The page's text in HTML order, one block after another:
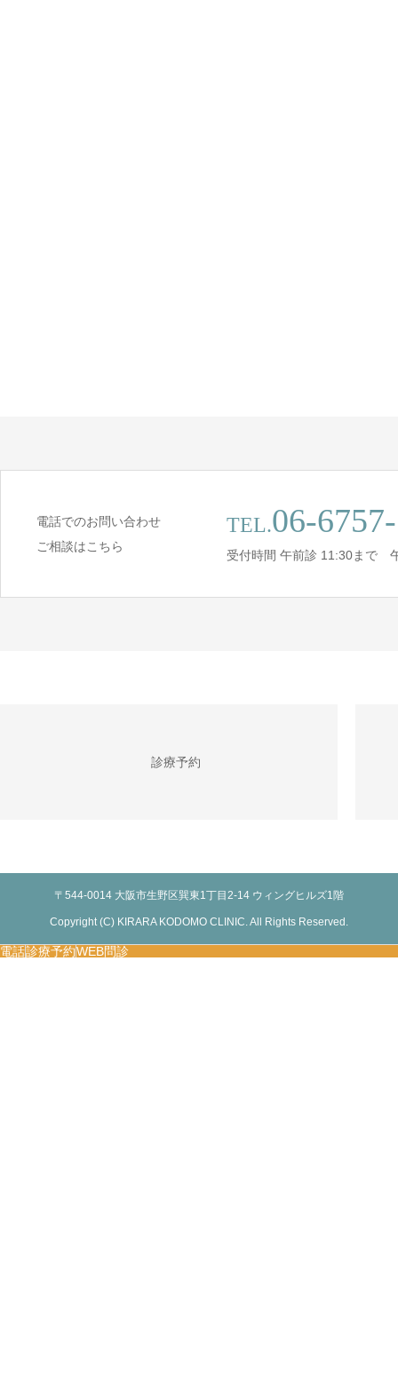
電話でのお問い合わせ
ご相談はこちら
TEL.06-
受付時間 午前診 11:30まで
診療予約
〒544-0014 大阪市生野区巽東1丁目2-14 ウィングヒルズ1階
Copyright (C) KIRARA KODOMO CLINIC. All Rights Reserved.
電話診療予約WEB問診